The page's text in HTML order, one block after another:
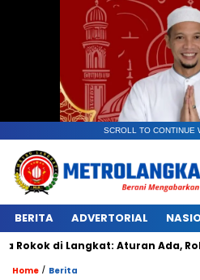
SCROLL TO CONTINUE
BERITA ADVERTORIAL
Langkat: Aturan Ada, Rokok
Home / Berita